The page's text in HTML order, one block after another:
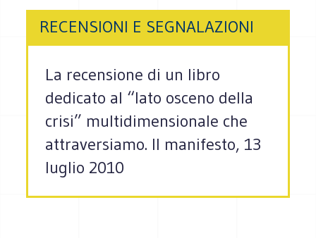
RECENSIONI E SEGNALAZIONI
La recensione di un libro
dedicato al “lato osceno della
crisi” multidimensionale che
attraversiamo. Il manifesto, 13
luglio 2010